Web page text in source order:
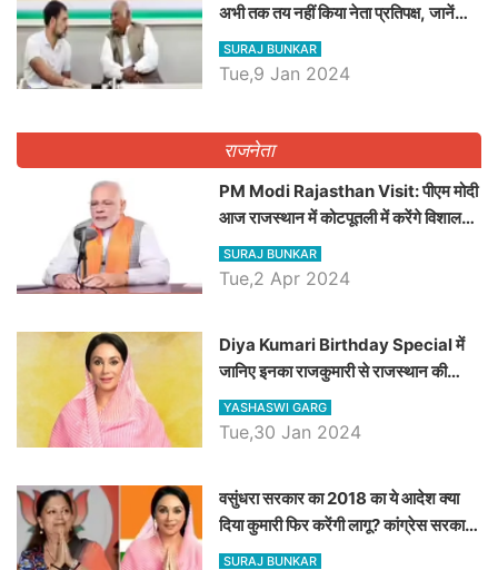
अभी तक तय नहीं किया नेता प्रतिपक्ष, जानें
कौन होगा दावेदार
SURAJ BUNKAR
Tue,9 Jan 2024
राजनेता
PM Modi Rajasthan Visit: पीएम मोदी
आज राजस्थान में कोटपूतली में करेंगे विशाल
रैली, एक सभा से 8 सीटों पर साधेगें निशाना
SURAJ BUNKAR
Tue,2 Apr 2024
Diya Kumari Birthday Special में
जानिए इनका राजकुमारी से राजस्थान की
डिप्टी सीएम बनने तक का सफर, एक क्लिक में
जाने पूरा जीवन परिचय
YASHASWI GARG
Tue,30 Jan 2024
वसुंधरा सरकार का 2018 का ये आदेश क्या
दिया कुमारी फिर करेंगी लागू? कांग्रेस सरकार
ने किया था निरस्त
SURAJ BUNKAR